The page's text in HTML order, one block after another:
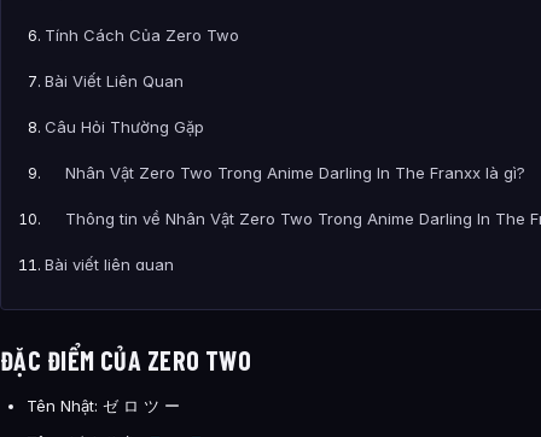
Tính Cách Của Zero Two
Bài Viết Liên Quan
Câu Hỏi Thường Gặp
Nhân Vật Zero Two Trong Anime Darling In The Franxx là gì?
Thông tin về Nhân Vật Zero Two Trong Anime Darling In The
Bài viết liên quan
ĐẶC ĐIỂM CỦA ZERO TWO
Tên Nhật: ゼ ロ ツ ー